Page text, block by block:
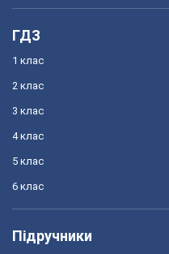
ГДЗ
1 клас
2 клас
3 клас
4 клас
5 клас
6 клас
Підручники